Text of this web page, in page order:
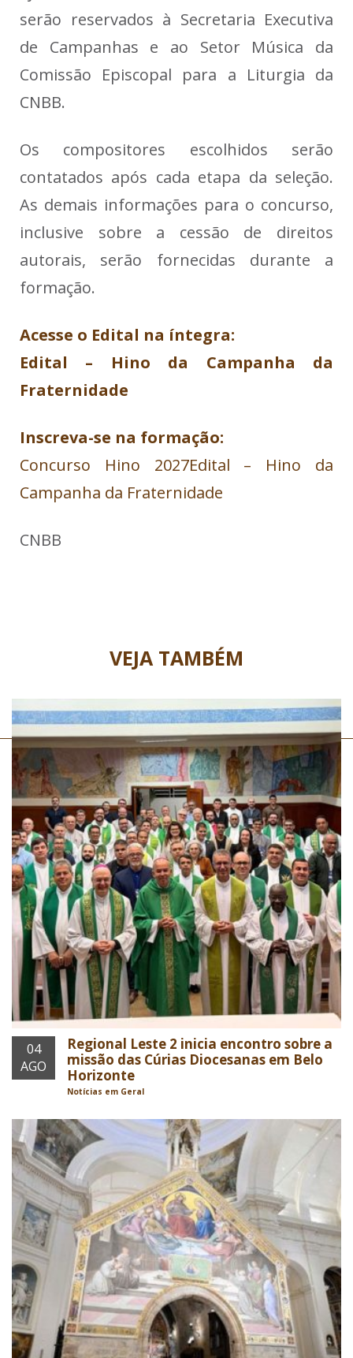
serão reservados à Secretaria Executiva
de Campanhas e ao Setor Música da
Comissão Episcopal para a Liturgia da
CNBB.
Os compositores escolhidos serão
contatados após cada etapa da seleção.
As demais informações para o concurso,
inclusive sobre a cessão de direitos
autorais, serão fornecidas durante a
formação.
Acesse o Edital na íntegra:
Edital – Hino da Campanha da
Fraternidade
Inscreva-se na formação:
Concurso Hino 2027Edital – Hino da
Campanha da Fraternidade
CNBB
VEJA TAMBÉM
04
AGO
Regional Leste 2 inicia encontro sobre a
missão das Cúrias Diocesanas em Belo
Horizonte
Notícias em Geral